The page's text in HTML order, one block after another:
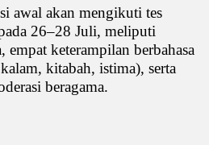
awal akan mengikuti tes
26–28 Juli, meliputi
empat keterampilan berbahasa
kitabah, istima), serta
beragama.